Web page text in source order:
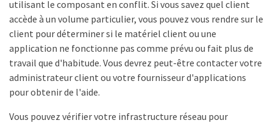
utilisant le composant en conflit. Si vous savez quel client
accède à un volume particulier, vous pouvez vous rendre sur le
client pour déterminer si le matériel client ou une
application ne fonctionne pas comme prévu ou fait plus de
travail que d'habitude. Vous devrez peut-être contacter votre
administrateur client ou votre fournisseur d'applications
pour obtenir de l'aide.
Vous pouvez vérifier votre infrastructure réseau pour